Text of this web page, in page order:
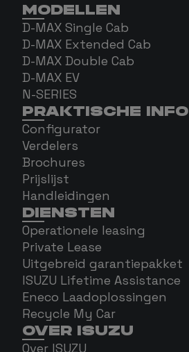
MODELLEN
D-MAX Single Cab
D-MAX Extended Cab
D-MAX Double Cab
D-MAX EV
N-SERIES
PRAKTISCHE INFO
Configurator
Verdelers
Brochures
Prijslijst
Handleidingen
DIENSTEN
Operationele leasing
Private Lease
Uitgebreid garantiepakket
ISUZU Lifetime Assistance
Eneco Laadoplossingen
Recycle My Car
OVER ISUZU
Over ISUZU